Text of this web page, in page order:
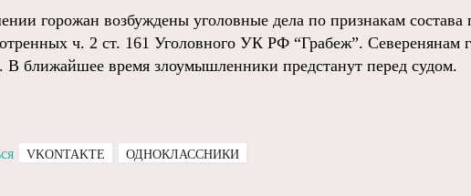
горожан возбуждены уголовные дела по признакам состава
ч. 2 ст. 161 Уголовного УК РФ “Грабеж”. Северенянам
В ближайшее время злоумышленники предстанут перед судом.
VKONTAKTE ОДНОКЛАССНИКИ